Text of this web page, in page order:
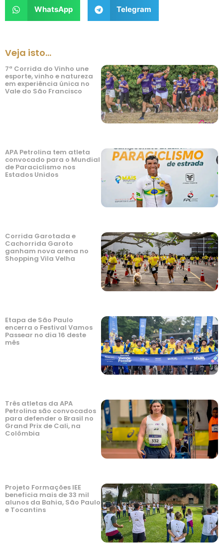
WhatsApp Telegram
Veja isto...
7ª Corrida do Vinho une
esporte, vinho e natureza
em experiência única no
Vale do São Francisco
APA Petrolina tem atleta
convocado para o Mundial
de Paraciclismo nos
Estados Unidos
Corrida Garotada e
Cachorrida Garoto
ganham nova arena no
Shopping Vila Velha
Etapa de São Paulo
encerra o Festival Vamos
Passear no dia 16 deste
mês
Três atletas da APA
Petrolina são convocados
para defender o Brasil no
Grand Prix de Cali, na
Colômbia
Projeto Formações IEE
beneficia mais de 33 mil
alunos da Bahia, São Paulo
e Tocantins